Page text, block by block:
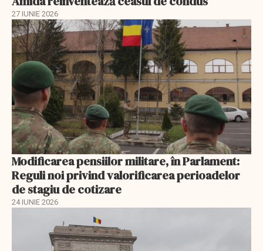
27 IUNIE 2026
Modificarea pensiilor militare, în Parlament:
Reguli noi privind valorificarea perioadelor
de stagiu de cotizare
24 IUNIE 2026